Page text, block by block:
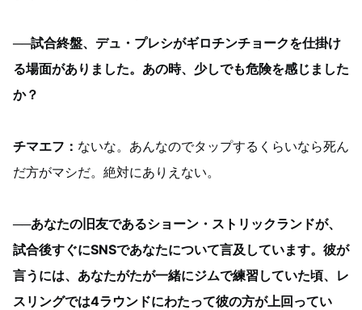
──試合終盤、デュ・プレシがギロチンチョークを仕掛け
る場面がありました。あの時、少しでも危険を感じました
か？
チマエフ： ないな。あんなのでタップするくらいなら死ん
だ方がマシだ。絶対にありえない。
──あなたの旧友であるショーン・ストリックランドが、
試合後すぐにSNSであなたについて言及しています。彼が
言うには、あなたがたが一緒にジムで練習していた頃、レ
スリングでは4ラウンドにわたって彼の方が上回ってい